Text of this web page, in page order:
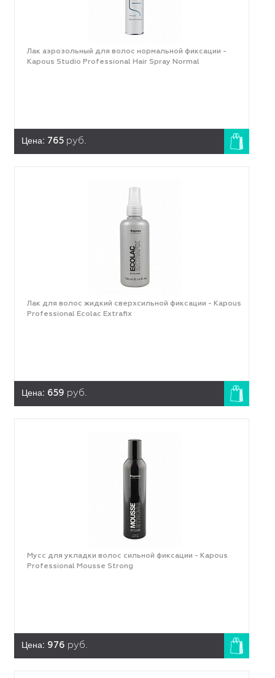
Лак аэрозольный для волос нормальной фиксации -
Kapous Studio Professional Hair Spray Normal
Цена: 765 руб.
Лак для волос жидкий сверхсильной фиксации - Kapous
Professional Ecolac Extrafix
Цена: 659 руб.
Мусс для укладки волос сильной фиксации - Kapous
Professional Mousse Strong
Цена: 976 руб.